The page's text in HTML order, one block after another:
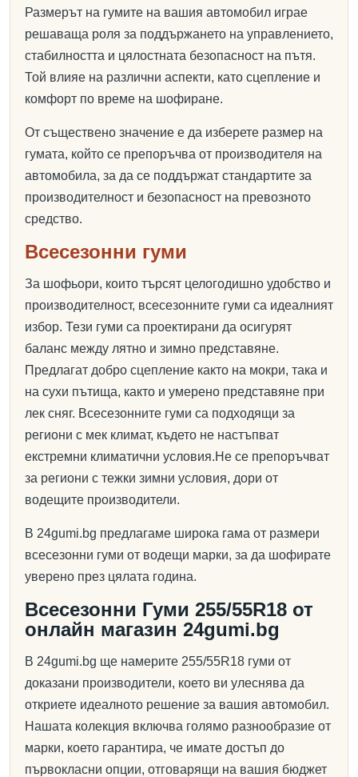
Размерът на гумите на вашия автомобил играе
решаваща роля за поддържането на управлението,
стабилността и цялостната безопасност на пътя.
Той влияе на различни аспекти, като сцепление и
комфорт по време на шофиране.
От съществено значение е да изберете размер на
гумата, който се препоръчва от производителя на
автомобила, за да се поддържат стандартите за
производителност и безопасност на превозното
средство.
Всесезонни гуми
За шофьори, които търсят целогодишно удобство и
производителност, всесезонните гуми са идеалният
избор. Тези гуми са проектирани да осигурят
баланс между лятно и зимно представяне.
Предлагат добро сцепление както на мокри, така и
на сухи пътища, както и умерено представяне при
лек сняг. Всесезонните гуми са подходящи за
региони с мек климат, където не настъпват
екстремни климатични условия.Не се препоръчват
за региони с тежки зимни условия, дори от
водещите производители.
В 24gumi.bg предлагаме широка гама от размери
всесезонни гуми от водещи марки, за да шофирате
уверено през цялата година.
Всесезонни Гуми 255/55R18 от
онлайн магазин 24gumi.bg
В 24gumi.bg ще намерите 255/55R18 гуми от
доказани производители, което ви улеснява да
откриете идеалното решение за вашия автомобил.
Нашата колекция включва голямо разнообразие от
марки, което гарантира, че имате достъп до
първокласни опции, отговарящи на вашия бюджет